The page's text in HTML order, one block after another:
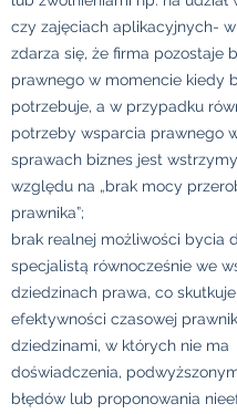
czy zajęciach aplikacyjnych-
zdarza się, że firma pozostaje
prawnego w momencie kiedy
potrzebuje, a w przypadku
potrzeby wsparcia prawnego
sprawach biznes jest
względu na „brak mocy
prawnika”;
brak realnej możliwości bycia
specjalistą równocześnie we
dziedzinach prawa, co
efektywności czasowej
dziedzinami, w których nie ma
doświadczenia,
błędów lub proponowania